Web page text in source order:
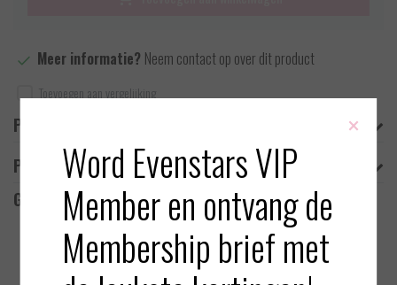
Meer informatie? Neem contact op over dit product
Toevoegen aan vergelijking
Productomschrijving
Product informatie
Gerelateerde producten
×
Word Evenstars VIP
Member en ontvang de
Membership brief met